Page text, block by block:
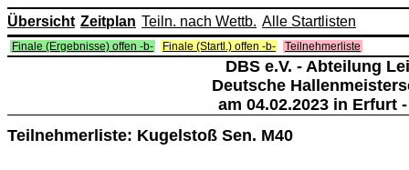
Übersicht Zeitplan Teiln. nach Wettb. Alle Startlisten
Finale (Ergebnisse) offen -b- Finale (Startl.) offen -b- Teilnehmerliste
DBS e.V. - Abteilung
Deutsche
am 04.02.2023 in Erfurt
Teilnehmerliste: Kugelstoß Sen. M40